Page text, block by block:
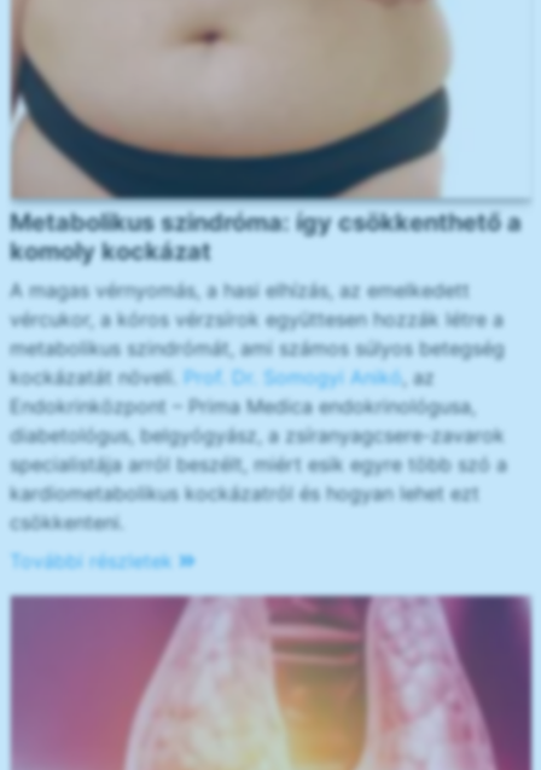
Metabolikus szindróma: így csökkenthető a
komoly kockázat
A magas vérnyomás, a hasi elhízás, az emelkedett
vércukor, a kóros vérzsírok együttesen hozzák létre a
metabolikus szindrómát, ami számos súlyos betegség
kockázatát növeli. Prof. Dr. Somogyi Anikó, az
Endokrinközpont – Prima Medica endokrinológusa,
diabetológus, belgyógyász, a zsíranyagcsere-zavarok
specialistája arról beszélt, miért esik egyre több szó a
kardiometabolikus kockázatról és hogyan lehet ezt
csökkenteni.
További részletek